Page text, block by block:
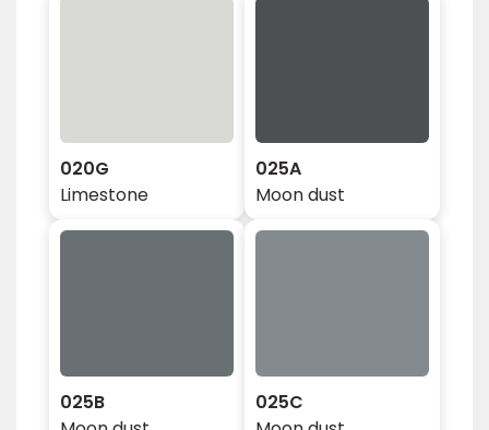
020G
Limestone
025A
Moon dust
025B
025C